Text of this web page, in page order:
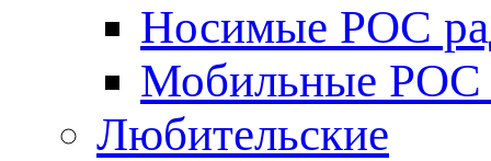
Носимые POC
Мобильные POC
Любительские